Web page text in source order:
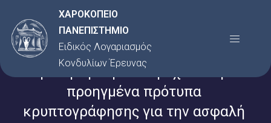
στο
περιεχόμενο
ΧΑΡΟΚΟΠΕΙΟ
ΠΑΝΕΠΙΣΤΗΜΙΟ
Ειδικός Λογαριασμός
Κονδυλίων Έρευνας
Menu
Εμπειρογνωμοσύνη σχετικά με
προηγμένα πρότυπα
κρυπτογράφησης για την ασφαλή